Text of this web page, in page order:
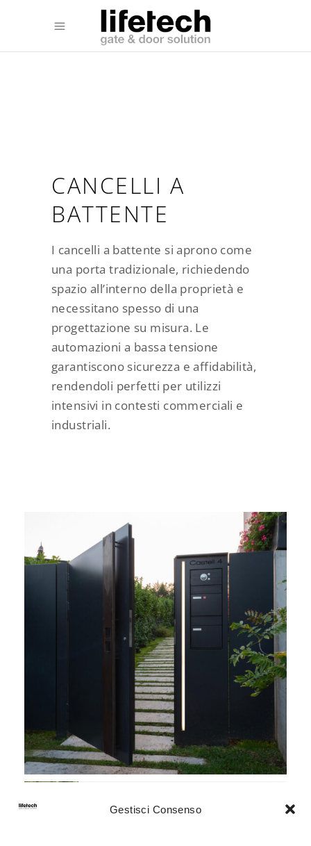
Gestisci Consenso
CANCELLI A
BATTENTE
I cancelli a battente si aprono come
una porta tradizionale, richiedendo
spazio all’interno della proprietà e
necessitano spesso di una
progettazione su misura. Le
automazioni a bassa tensione
garantiscono sicurezza e affidabilità,
rendendoli perfetti per utilizzi
intensivi in contesti commerciali e
industriali.
PROJECT 5455
Cancelli a battente